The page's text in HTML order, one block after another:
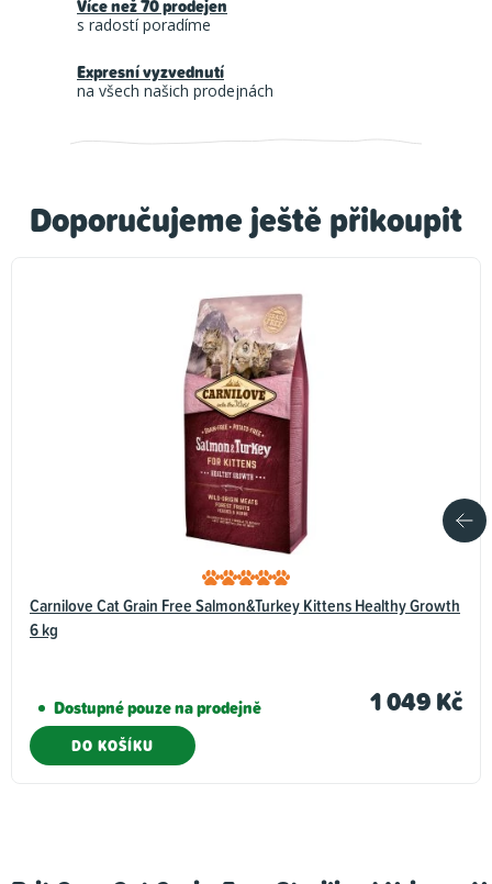
Doporučujeme ještě přikoupit
Carnilove Cat Grain Free Salmon&Turkey Kittens Healthy Growth
6 kg
Dostupné pouze na prodejně 1 049 Kč
DO KOŠÍKU
Více než 70 prodejen
s radostí poradíme
Expresní vyzvednutí
na všech našich prodejnách